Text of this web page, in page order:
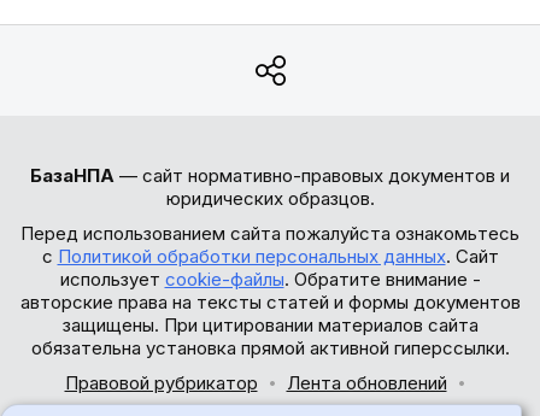
БазаНПА — сайт нормативно-правовых документов и
юридических образцов.
Перед использованием сайта пожалуйста ознакомьтесь
с Политикой обработки персональных данных. Сайт
использует cookie-файлы. Обратите внимание -
авторские права на тексты статей и формы документов
защищены. При цитировании материалов сайта
обязательна установка прямой активной гиперссылки.
Правовой рубрикатор
Лента обновлений